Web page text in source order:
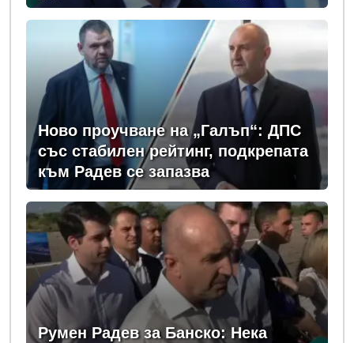
вика дръжте крадеца
Ново проучване на „Галъп“: ДПС
със стабилен рейтинг, подкрепата
към Радев се запазва
Румен Радев за Банско: Нека